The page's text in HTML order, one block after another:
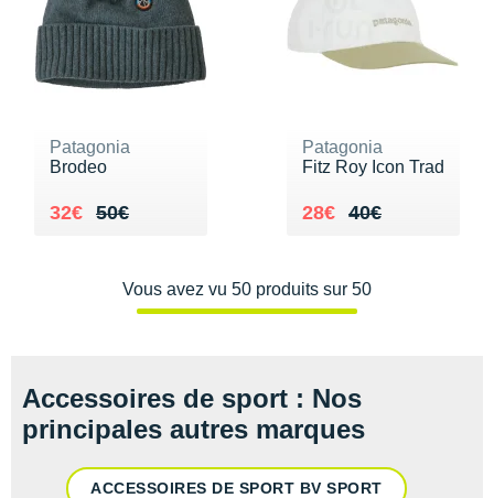
Patagonia
Brodeo
50€
Au lieu de 50€
32€
Vendu 32€
Patagonia
Fitz Roy Icon Trad
40€
Au lieu de 40€
28€
Vendu 28€
Vous avez vu 50 produits sur 50
Accessoires de sport : Nos
principales autres marques
ACCESSOIRES DE SPORT BV SPORT